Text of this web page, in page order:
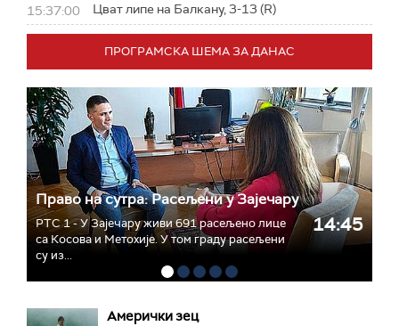
15:37:00 Цват липе на Балкану, 3-13 (R)
ПРОГРАМСКА ШЕМА ЗА ДАНАС
Право на сутра: Расељени у Зајечару
РТС 1 - У Зајечару живи 691 расељено лице
са Косова и Метохије. У том граду расељени
су из...
14:45
Амерички зец